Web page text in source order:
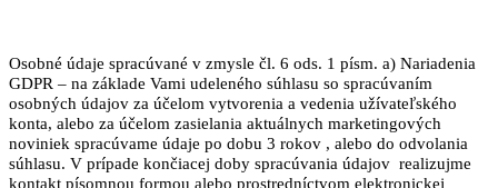
Osobné údaje spracúvané v zmysle čl. 6 ods. 1 písm. a) Nariadenia
GDPR – na základe Vami udeleného súhlasu so spracúvaním
osobných údajov za účelom vytvorenia a vedenia užívateľského
konta, alebo za účelom zasielania aktuálnych marketingových
noviniek spracúvame údaje po dobu 3 rokov , alebo do odvolania
súhlasu. V prípade končiacej doby spracúvania údajov realizujme
kontakt písomnou formou alebo prostredníctvom elektronickej